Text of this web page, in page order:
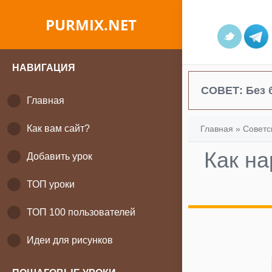
PURMIX.NET
НАВИГАЦИЯ
Главная
Как вам сайт?
Добавить урок
ТОП уроки
ТОП 100 пользователей
Идеи для рисунков
СОВЕТ: Без
Главная »
Как